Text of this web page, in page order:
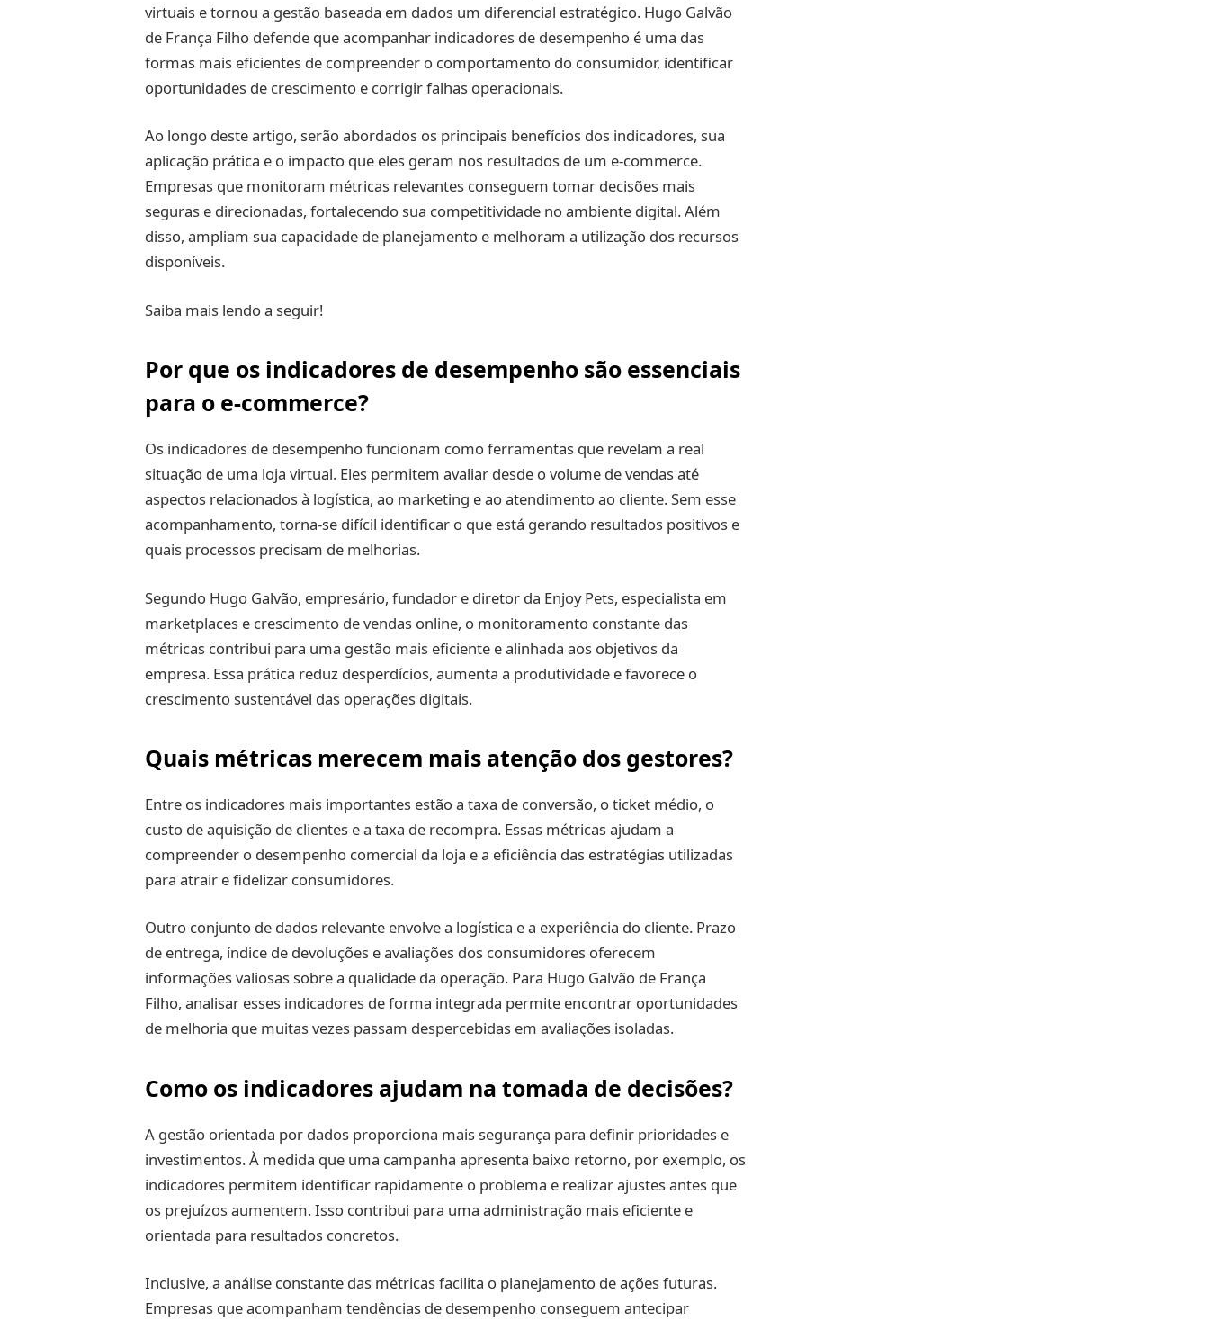
virtuais e tornou a gestão baseada em dados um diferencial estratégico. Hugo Galvão
de França Filho defende que acompanhar indicadores de desempenho é uma das
formas mais eficientes de compreender o comportamento do consumidor, identificar
oportunidades de crescimento e corrigir falhas operacionais.
Ao longo deste artigo, serão abordados os principais benefícios dos indicadores, sua
aplicação prática e o impacto que eles geram nos resultados de um e-commerce.
Empresas que monitoram métricas relevantes conseguem tomar decisões mais
seguras e direcionadas, fortalecendo sua competitividade no ambiente digital. Além
disso, ampliam sua capacidade de planejamento e melhoram a utilização dos recursos
disponíveis.
Saiba mais lendo a seguir!
Por que os indicadores de desempenho são essenciais
para o e-commerce?
Os indicadores de desempenho funcionam como ferramentas que revelam a real
situação de uma loja virtual. Eles permitem avaliar desde o volume de vendas até
aspectos relacionados à logística, ao marketing e ao atendimento ao cliente. Sem esse
acompanhamento, torna-se difícil identificar o que está gerando resultados positivos e
quais processos precisam de melhorias.
Segundo Hugo Galvão, empresário, fundador e diretor da Enjoy Pets, especialista em
marketplaces e crescimento de vendas online, o monitoramento constante das
métricas contribui para uma gestão mais eficiente e alinhada aos objetivos da
empresa. Essa prática reduz desperdícios, aumenta a produtividade e favorece o
crescimento sustentável das operações digitais.
Quais métricas merecem mais atenção dos gestores?
Entre os indicadores mais importantes estão a taxa de conversão, o ticket médio, o
custo de aquisição de clientes e a taxa de recompra. Essas métricas ajudam a
compreender o desempenho comercial da loja e a eficiência das estratégias utilizadas
para atrair e fidelizar consumidores.
Outro conjunto de dados relevante envolve a logística e a experiência do cliente. Prazo
de entrega, índice de devoluções e avaliações dos consumidores oferecem
informações valiosas sobre a qualidade da operação. Para Hugo Galvão de França
Filho, analisar esses indicadores de forma integrada permite encontrar oportunidades
de melhoria que muitas vezes passam despercebidas em avaliações isoladas.
Como os indicadores ajudam na tomada de decisões?
A gestão orientada por dados proporciona mais segurança para definir prioridades e
investimentos. À medida que uma campanha apresenta baixo retorno, por exemplo, os
indicadores permitem identificar rapidamente o problema e realizar ajustes antes que
os prejuízos aumentem. Isso contribui para uma administração mais eficiente e
orientada para resultados concretos.
Inclusive, a análise constante das métricas facilita o planejamento de ações futuras.
Empresas que acompanham tendências de desempenho conseguem antecipar